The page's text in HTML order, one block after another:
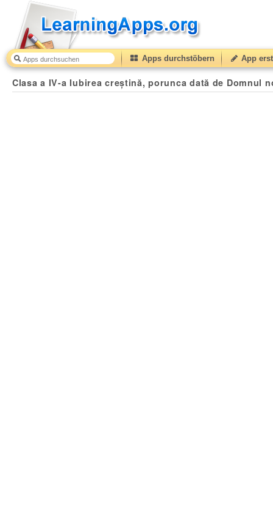
Apps durchstöbern App
Clasa a IV-a Iubirea creștină, porunca dată de Domnul